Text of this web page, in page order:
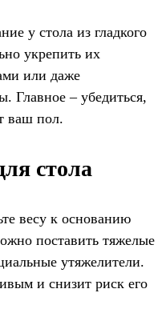
у стола из гладкого
укрепить их
или даже
Главное – убедиться,
ваш пол.
стола
весу к основанию
поставить тяжелые
утяжелители.
и снизит риск его